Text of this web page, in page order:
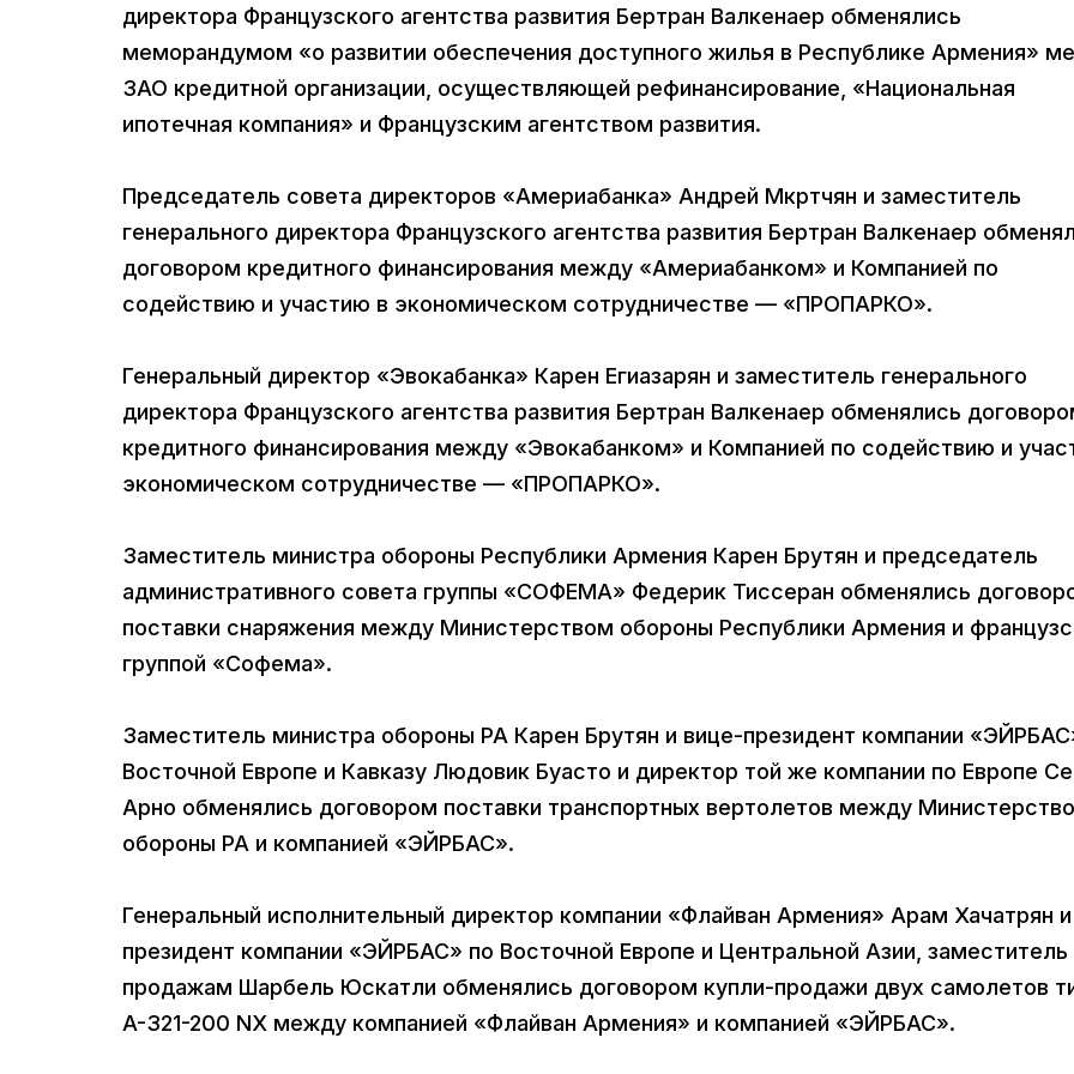
директора Французского агентства развития Бертран Валкенаер обменялись
меморандумом «о развитии обеспечения доступного жилья в Республике Армения»
ЗАО кредитной организации, осуществляющей рефинансирование, «Национальная
ипотечная компания» и Французским агентством развития.
Председатель совета директоров «Америабанка» Андрей Мкртчян и заместитель
генерального директора Французского агентства развития Бертран Валкенаер
договором кредитного финансирования между «Америабанком» и Компанией по
содействию и участию в экономическом сотрудничестве — «ПРОПАРКО».
Генеральный директор «Эвокабанка» Карен Егиазарян и заместитель генерального
директора Французского агентства развития Бертран Валкенаер обменялись
кредитного финансирования между «Эвокабанком» и Компанией по содействию и
экономическом сотрудничестве — «ПРОПАРКО».
Заместитель министра обороны Республики Армения Карен Брутян и председатель
административного совета группы «СОФЕМА» Федерик Тиссеран обменялись
поставки снаряжения между Министерством обороны Республики Армения и
группой «Софема».
Заместитель министра обороны РА Карен Брутян и вице-президент компании
Восточной Европе и Кавказу Людовик Буасто и директор той же компании по Европе
Арно обменялись договором поставки транспортных вертолетов между
обороны РА и компанией «ЭЙРБАС».
Генеральный исполнительный директор компании «Флайван Армения» Арам Хачатрян и
президент компании «ЭЙРБАС» по Восточной Европе и Центральной Азии, заместитель
продажам Шарбель Юскатли обменялись договором купли-продажи двух самолетов
A-321-200 NX между компанией «Флайван Армения» и компанией «ЭЙРБАС».